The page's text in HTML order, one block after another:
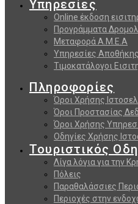
Υπηρεσίες
Online έκδοση
Προγράμματα
Μεταφορά Α.Μ.Ε.Α
Υπηρεσίες Αποθήκης
Τιμοκατάλογοι
Πληροφορίες
Όροι Χρήσης
Όροι Προστασίας
Όροι Χρήσης
Οδηγίες Χρήσης
Τουριστικός
Λίγα λόγια για την
Πόλεις
Παραθαλάσσιες
Περιοχές στην